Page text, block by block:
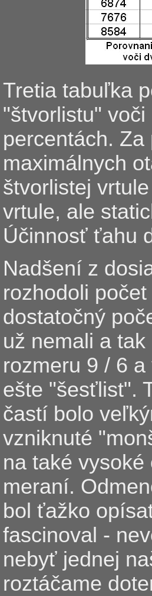
Tretia tabuľka
"štvorlistu"
percentách.
maximálnych
štvorlistej
vrtule, ale
Účinnosť ťahu
Nadšení z
rozhodoli
dostatočný
už nemali a
rozmeru 9 / 6
ešte "šesťlist".
častí bolo
vzniknuté
na také
meraní.
bol ťažko
fascinoval -
nebyť jednej
roztáčame